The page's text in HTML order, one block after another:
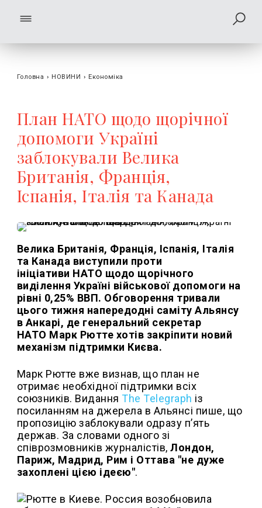
Головна › НОВИНИ › Економіка
План НАТО щодо щорічної
допомоги Україні
заблокували Велика
Британія, Франція,
Іспанія, Італія та Канада
Велика Британія, Франція, Іспанія, Італія
та Канада виступили проти
ініціативи НАТО щодо щорічного
виділення Україні військової допомоги на
рівні 0,25% ВВП. Обговорення тривали
цього тижня напередодні саміту Альянсу
в Анкарі, де генеральний секретар
НАТО Марк Рютте хотів закріпити новий
механізм підтримки Києва.
Марк Рютте вже визнав, що план не
отримає необхідної підтримки всіх
союзників. Видання The Telegraph із
посиланням на джерела в Альянсі пише, що
пропозицію заблокували одразу п’ять
держав. За словами одного зі
співрозмовників журналістів,Лондон,
Париж, Мадрид, Рим і Оттава "не дуже
захоплені цією ідеєю".